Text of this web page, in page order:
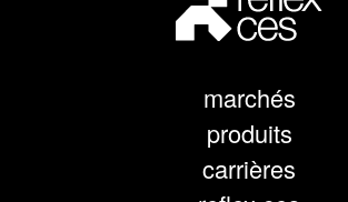
marchés
produits
carrières